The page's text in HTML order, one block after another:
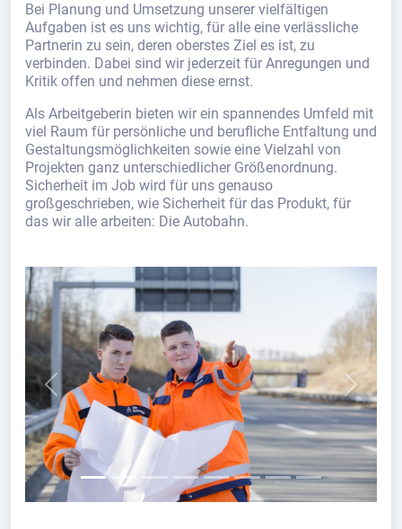
Bei Planung und Umsetzung unserer vielfältigen
Aufgaben ist es uns wichtig, für alle eine verlässliche
Partnerin zu sein, deren oberstes Ziel es ist, zu
verbinden. Dabei sind wir jederzeit für Anregungen und
Kritik offen und nehmen diese ernst.
Als Arbeitgeberin bieten wir ein spannendes Umfeld mit
viel Raum für persönliche und berufliche Entfaltung und
Gestaltungsmöglichkeiten sowie eine Vielzahl von
Projekten ganz unterschiedlicher Größenordnung.
Sicherheit im Job wird für uns genauso
großgeschrieben, wie Sicherheit für das Produkt, für
das wir alle arbeiten: Die Autobahn.
Previous Next